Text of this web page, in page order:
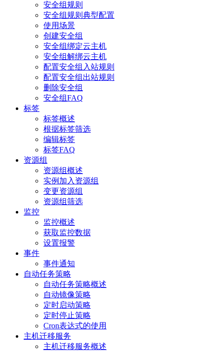
安全组规则
安全组规则典型配置
使用场景
创建安全组
安全组绑定云主机
安全组解绑云主机
配置安全组入站规则
配置安全组出站规则
删除安全组
安全组FAQ
标签
标签概述
根据标签筛选
编辑标签
标签FAQ
资源组
资源组概述
实例加入资源组
变更资源组
资源组筛选
监控
监控概述
获取监控数据
设置报警
事件
事件通知
自动任务策略
自动任务策略概述
自动镜像策略
定时启动策略
定时停止策略
Cron表达式的使用
主机迁移服务
主机迁移服务概述